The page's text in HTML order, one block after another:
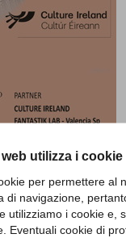
utilizza i cookie
per permettere al
di navigazione,
utilizziamo i cookie e,
Eventuali cookie di